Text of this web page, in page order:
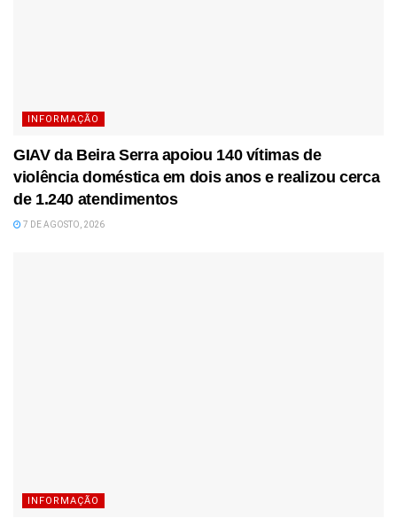
INFORMAÇÃO
GIAV da Beira Serra apoiou 140 vítimas de
violência doméstica em dois anos e realizou cerca
de 1.240 atendimentos
7 DE AGOSTO, 2026
INFORMAÇÃO